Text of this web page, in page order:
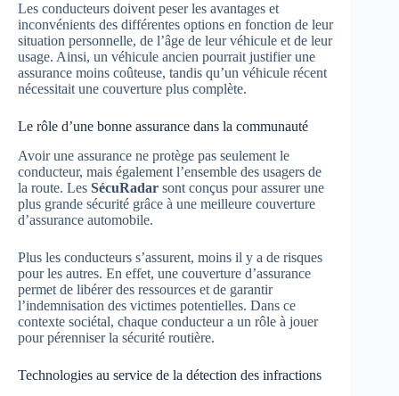
Les conducteurs doivent peser les avantages et
inconvénients des différentes options en fonction de leur
situation personnelle, de l’âge de leur véhicule et de leur
usage. Ainsi, un véhicule ancien pourrait justifier une
assurance moins coûteuse, tandis qu’un véhicule récent
nécessitait une couverture plus complète.
Le rôle d’une bonne assurance dans la communauté
Avoir une assurance ne protège pas seulement le
conducteur, mais également l’ensemble des usagers de
la route. Les SécuRadar sont conçus pour assurer une
plus grande sécurité grâce à une meilleure couverture
d’assurance automobile.
Plus les conducteurs s’assurent, moins il y a de risques
pour les autres. En effet, une couverture d’assurance
permet de libérer des ressources et de garantir
l’indemnisation des victimes potentielles. Dans ce
contexte sociétal, chaque conducteur a un rôle à jouer
pour pérenniser la sécurité routière.
Technologies au service de la détection des infractions